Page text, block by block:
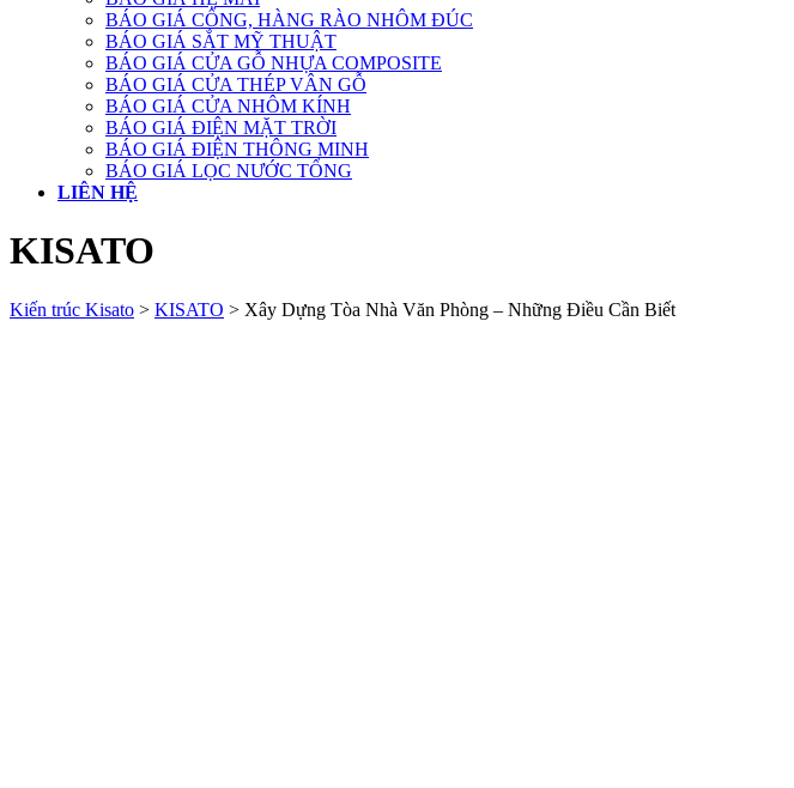
BÁO GIÁ CỔNG, HÀNG RÀO NHÔM ĐÚC
BÁO GIÁ SẮT MỸ THUẬT
BÁO GIÁ CỬA GỖ NHỰA COMPOSITE
BÁO GIÁ CỬA THÉP VÂN GỖ
BÁO GIÁ CỬA NHÔM KÍNH
BÁO GIÁ ĐIỆN MẶT TRỜI
BÁO GIÁ ĐIỆN THÔNG MINH
BÁO GIÁ LỌC NƯỚC TỔNG
LIÊN HỆ
KISATO
Kiến trúc Kisato > KISATO > Xây Dựng Tòa Nhà Văn Phòng – Những Điều Cần Biết